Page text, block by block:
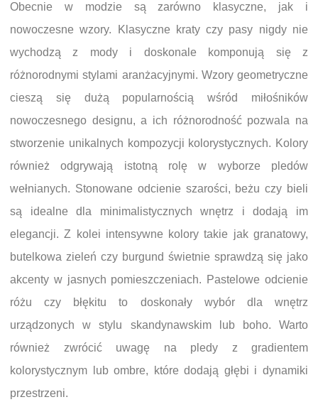
Obecnie w modzie są zarówno klasyczne, jak i
nowoczesne wzory. Klasyczne kraty czy pasy nigdy nie
wychodzą z mody i doskonale komponują się z
różnorodnymi stylami aranżacyjnymi. Wzory geometryczne
cieszą się dużą popularnością wśród miłośników
nowoczesnego designu, a ich różnorodność pozwala na
stworzenie unikalnych kompozycji kolorystycznych. Kolory
również odgrywają istotną rolę w wyborze pledów
wełnianych. Stonowane odcienie szarości, beżu czy bieli
są idealne dla minimalistycznych wnętrz i dodają im
elegancji. Z kolei intensywne kolory takie jak granatowy,
butelkowa zieleń czy burgund świetnie sprawdzą się jako
akcenty w jasnych pomieszczeniach. Pastelowe odcienie
różu czy błękitu to doskonały wybór dla wnętrz
urządzonych w stylu skandynawskim lub boho. Warto
również zwrócić uwagę na pledy z gradientem
kolorystycznym lub ombre, które dodają głębi i dynamiki
przestrzeni.